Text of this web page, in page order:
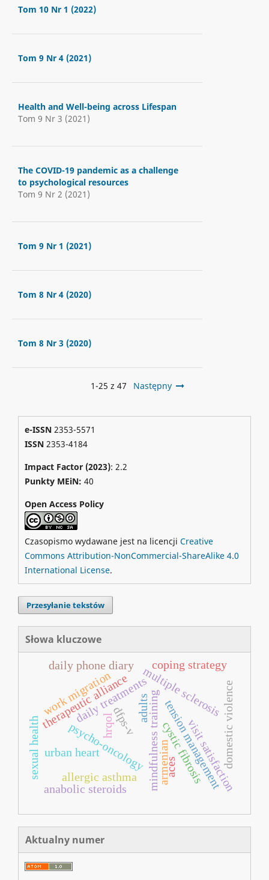
Tom 10 Nr 1 (2022)
Tom 9 Nr 4 (2021)
Health and Well-being across Lifespan
Tom 9 Nr 3 (2021)
The COVID-19 pandemic as a challenge
to psychological resources
Tom 9 Nr 2 (2021)
Tom 9 Nr 1 (2021)
Tom 8 Nr 4 (2020)
Tom 8 Nr 3 (2020)
1-25 z 47 Następny
e-ISSN2353-5571
ISSN2353-4184
Impact Factor (2023): 2.2
Punkty MEiN: 40
Open Access Policy
Czasopismo wydawane jest na licencji Creative
Commons Attribution-NonCommercial-ShareAlike 4.0
International License.
Przesyłanie tekstów
Słowa kluczowe
multiple sclerosis
mindfulness training
therapeutic alliance
psycho-oncology tension management
hrqol
allergic asthma
daily phone diary
daily treatments
adults
cystic fibrosis
anabolic steroids
sexual health urban heart domestic violence
visit satisfaction
work migration
dfps-v
armenianaces
coping strategy
Aktualny numer